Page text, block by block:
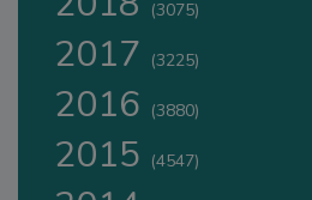
(3075)
2017 (3225)
2016 (3880)
2015 (4547)